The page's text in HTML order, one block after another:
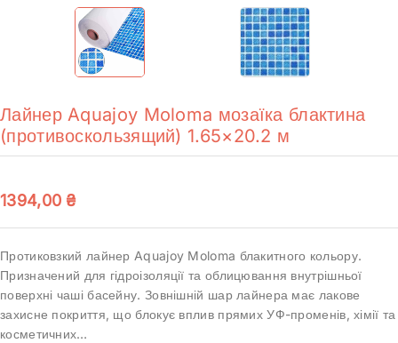
Лайнер Aquajoy Moloma мозаїка блактина
(противоскользящий) 1.65×20.2 м
1394,00 ₴
Протиковзкий лайнер Aquajoy Moloma блакитного кольору.
Призначений для гідроізоляції та облицювання внутрішньої
поверхні чаші басейну. Зовнішній шар лайнера має лакове
захисне покриття, що блокує вплив прямих УФ-променів, хімії та
косметичних…